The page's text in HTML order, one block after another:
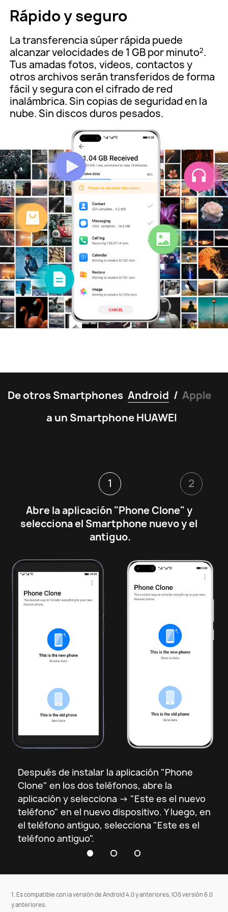
Rápido y seguro
La transferencia súper rápida puede
alcanzar velocidades de 1 GB por minuto2.
Tus amadas fotos, videos, contactos y
otros archivos serán transferidos de forma
fácil y segura con el cifrado de red
inalámbrica. Sin copias de seguridad en la
nube. Sin discos duros pesados.
De otros Smartphones Android / Apple
a un Smartphone HUAWEI
1
Abre la aplicación "Phone Clone" y
selecciona el Smartphone nuevo y el
antiguo.
2
Después de instalar la aplicación "Phone
Clone" en los dos teléfonos, abre la
aplicación y selecciona -> "Este es el nuevo
teléfono" en el nuevo dispositivo. Y luego, en
el teléfono antiguo, selecciona "Este es el
teléfono antiguo".
1
Abre la aplicación "Phone Clone" y
selecciona el Smartphone nuevo y el
2
1. Es compatible con la versión de Android 4.0 y anteriores, IOS versión 6.0
y anteriores.